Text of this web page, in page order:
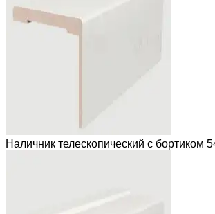
Наличник телескопический с бортиком